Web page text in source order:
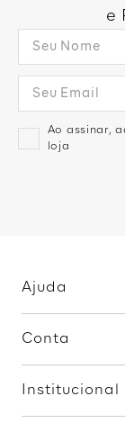
e
Ao assinar,
loja
Ajuda
Conta
Institucional